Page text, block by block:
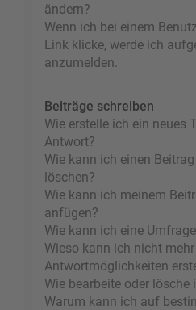
ändern?
Wenn ich bei einem
Link klicke, werde ich
anzumelden.
Beiträge schreiben
Wie erstelle ich ein neues
Antwort?
Wie kann ich einen
löschen?
Wie kann ich meinem
anfügen?
Wie kann ich eine
Wieso kann ich nicht mehr
Antwortmöglichkeiten
Wie bearbeite oder lösche
Warum kann ich auf